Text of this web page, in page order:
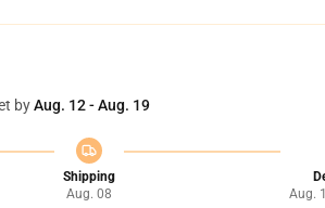
byAug. 12 - Aug. 19
Shipping
Aug. 08
Aug.